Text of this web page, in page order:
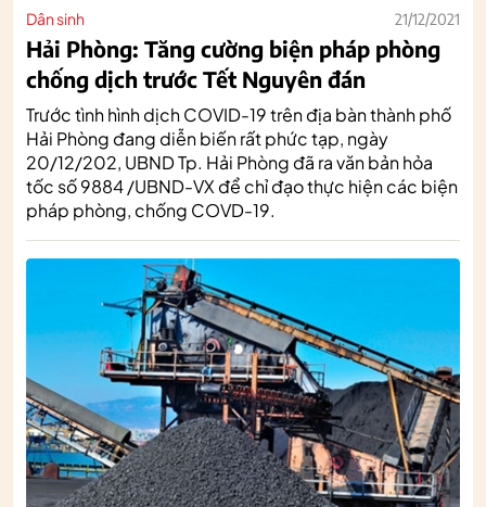
Dân sinh 21/12/2021
Hải Phòng: Tăng cường biện pháp phòng
chống dịch trước Tết Nguyên đán
Trước tình hình dịch COVID-19 trên địa bàn thành phố
Hải Phòng đang diễn biến rất phức tạp, ngày
20/12/202, UBND Tp. Hải Phòng đã ra văn bản hỏa
tốc số 9884 /UBND-VX để chỉ đạo thực hiện các biện
pháp phòng, chống COVD-19.